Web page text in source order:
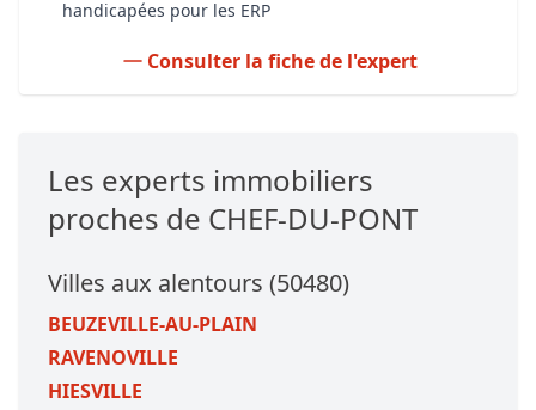
handicapées pour les ERP
Consulter la fiche de l'expert
Les experts immobiliers
proches de CHEF-DU-PONT
Villes aux alentours (50480)
BEUZEVILLE-AU-PLAIN
RAVENOVILLE
HIESVILLE